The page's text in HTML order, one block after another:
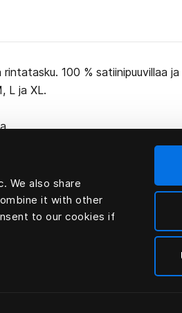
We also share
it with other
to our cookies if
100 % satiinipuuvillaa ja
L ja XL.